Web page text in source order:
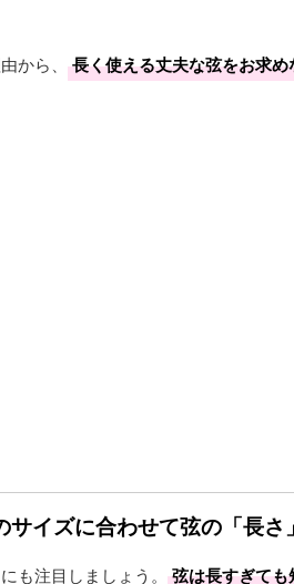
から、 長く使える丈夫な弦をお求
サイズに合わせて弦の「長さ
も注目しましょう。 弦は長すぎて